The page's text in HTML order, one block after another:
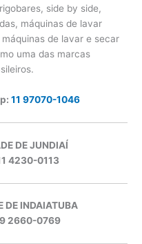
side by side,
máquinas de lavar
de lavar e secar
uma das marcas
11 97070-1046
DE JUNDIAÍ
4230-0113
DE INDAIATUBA
2660-0769